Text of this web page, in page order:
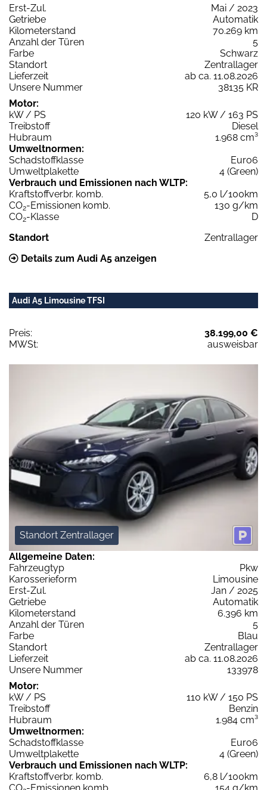
Erst-Zul.
Mai / 2023
Getriebe
Automatik
Kilometerstand
70.269 km
Anzahl der Türen
5
Farbe
Schwarz
Standort
Zentrallager
Lieferzeit
ab ca. 11.08.2026
Unsere Nummer
38135 KR
Motor:
kW / PS
120 kW / 163 PS
Treibstoff
Diesel
Hubraum
1.968 cm³
Umweltnormen:
Schadstoffklasse
Euro6
Umweltplakette
4 (Green)
Verbrauch und Emissionen nach WLTP:
Kraftstoffverbr. komb.
5,0 l/100km
CO2-Emissionen komb.
130 g/km
CO2-Klasse
D
Standort
Zentrallager
Details zum Audi A5 anzeigen
Audi A5 Limousine TFSI
Preis:
38.199,00 €
MWSt:
ausweisbar
Standort Zentrallager
Allgemeine Daten:
Fahrzeugtyp
Pkw
Karosserieform
Limousine
Erst-Zul.
Jan / 2025
Getriebe
Automatik
Kilometerstand
6.396 km
Anzahl der Türen
5
Farbe
Blau
Standort
Zentrallager
Lieferzeit
ab ca. 11.08.2026
Unsere Nummer
133978
Motor:
kW / PS
110 kW / 150 PS
Treibstoff
Benzin
Hubraum
1.984 cm³
Umweltnormen:
Schadstoffklasse
Euro6
Umweltplakette
4 (Green)
Verbrauch und Emissionen nach WLTP:
Kraftstoffverbr. komb.
6,8 l/100km